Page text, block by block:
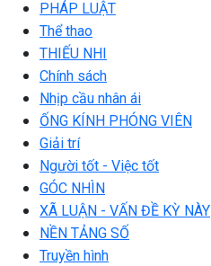
PHÁP LUẬT
Thể thao
THIẾU NHI
Chính sách
Nhịp cầu nhân ái
ỐNG KÍNH PHÓNG VIÊN
Giải trí
Người tốt - Việc tốt
GÓC NHÌN
XÃ LUẬN - VẤN ĐỀ KỲ NÀY
NỀN TẢNG SỐ
Truyền hình